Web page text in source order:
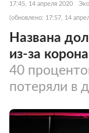
17:45, 14 апреля 2020
(обновлено: 17:57, 14
Названа
из-за
40
потеряли в